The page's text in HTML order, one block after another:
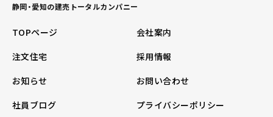
静岡・愛知の建売トータルカンパニー
TOPページ
会社案内
注文住宅
採用情報
お知らせ
お問い合わせ
社員ブログ
プライバシーポリシー